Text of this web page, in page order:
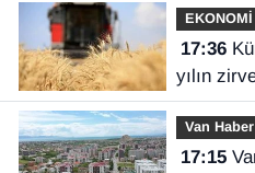
EKONOMİ
17:36Küresel gıda fiyatları 3,5
yılın
Van Haber
17:15Van Doğu Anadolu'da ilk